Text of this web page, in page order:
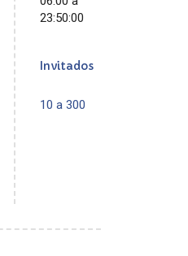
23:50:00
Invitados
10 a 300